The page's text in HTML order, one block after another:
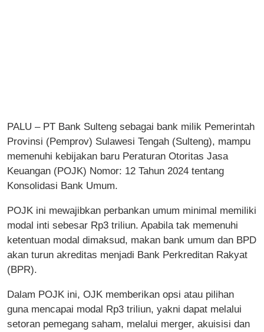
PALU – PT Bank Sulteng sebagai bank milik Pemerintah
Provinsi (Pemprov) Sulawesi Tengah (Sulteng), mampu
memenuhi kebijakan baru Peraturan Otoritas Jasa
Keuangan (POJK) Nomor: 12 Tahun 2024 tentang
Konsolidasi Bank Umum.
POJK ini mewajibkan perbankan umum minimal memiliki
modal inti sebesar Rp3 triliun. Apabila tak memenuhi
ketentuan modal dimaksud, makan bank umum dan BPD
akan turun akreditas menjadi Bank Perkreditan Rakyat
(BPR).
Dalam POJK ini, OJK memberikan opsi atau pilihan
guna mencapai modal Rp3 triliun, yakni dapat melalui
setoran pemegang saham, melalui merger, akuisisi dan